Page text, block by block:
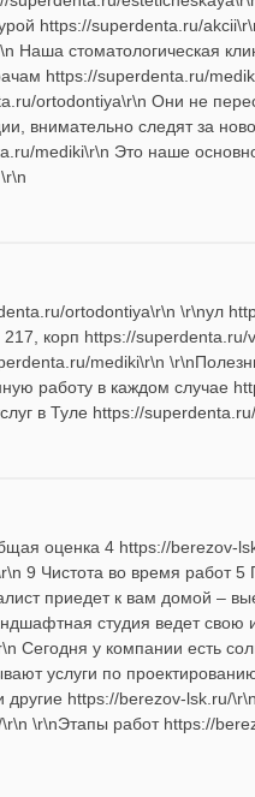
https://superdenta.ru/
Наша стоматологическая
https://superdenta.ru/
ortodontiya\r\n Они не
внимательно следят за
mediki\r\n Это наше
ortodontiya\r\n \r\nул
корп https://
mediki\r\n
работу в каждом случае
в Туле https://
оценка 4 https://berezov-
9 Чистота во время работ
приедет к вам домой –
студия ведет свою
Сегодня у компании есть
услуги по
другие https://berezov-lsk.ru/
\r\nЭтапы работ https://